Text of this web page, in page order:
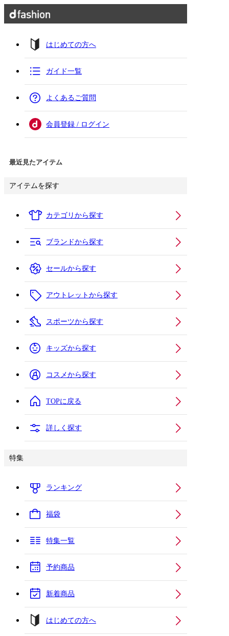
はじめての方へ
ガイド一覧
よくあるご質問
会員登録 / ログイン
最近見たアイテム
アイテムを探す
カテゴリから探す
ブランドから探す
セールから探す
アウトレットから探す
スポーツから探す
キッズから探す
コスメから探す
TOPに戻る
詳しく探す
特集
ランキング
福袋
特集一覧
予約商品
新着商品
はじめての方へ